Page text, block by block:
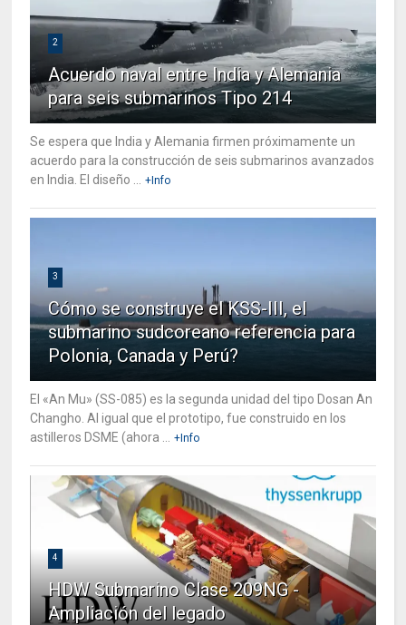
2
Acuerdo naval entre India y Alemania
para seis submarinos Tipo 214
Se espera que India y Alemania firmen próximamente un
acuerdo para la construcción de seis submarinos avanzados
en India. El diseño ...
+Info
3
Cómo se construye el KSS-III, el
submarino sudcoreano referencia para
Polonia, Canada y Perú?
El «An Mu» (SS-085) es la segunda unidad del tipo Dosan An
Changho. Al igual que el prototipo, fue construido en los
astilleros DSME (ahora ...
+Info
4
HDW Submarino Clase 209NG -
Ampliación del legado